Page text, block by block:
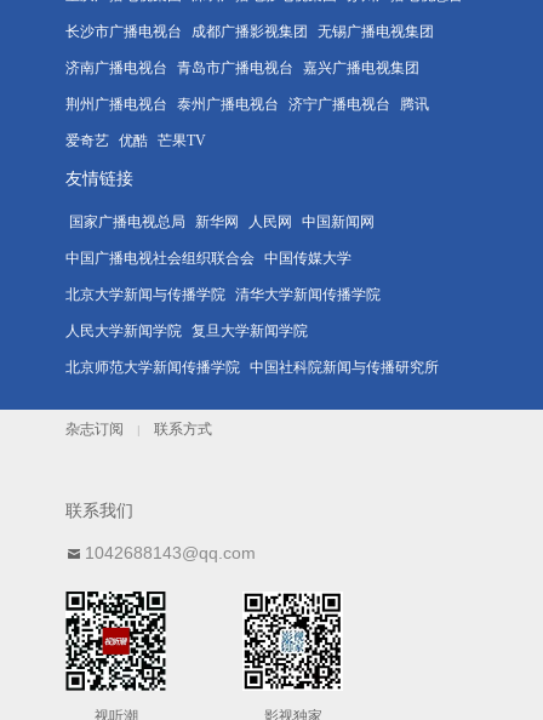
长沙市广播电视台 成都广播影视集团 无锡广播电视集团
济南广播电视台 青岛市广播电视台 嘉兴广播电视集团
荆州广播电视台 泰州广播电视台 济宁广播电视台 腾讯
爱奇艺 优酷 芒果TV
友情链接
国家广播电视总局 新华网 人民网 中国新闻网
中国广播电视社会组织联合会 中国传媒大学
北京大学新闻与传播学院 清华大学新闻传播学院
人民大学新闻学院 复旦大学新闻学院
北京师范大学新闻传播学院 中国社科院新闻与传播研究所
杂志订阅 | 联系方式
联系我们
1042688143@qq.com
视听潮 影视独家